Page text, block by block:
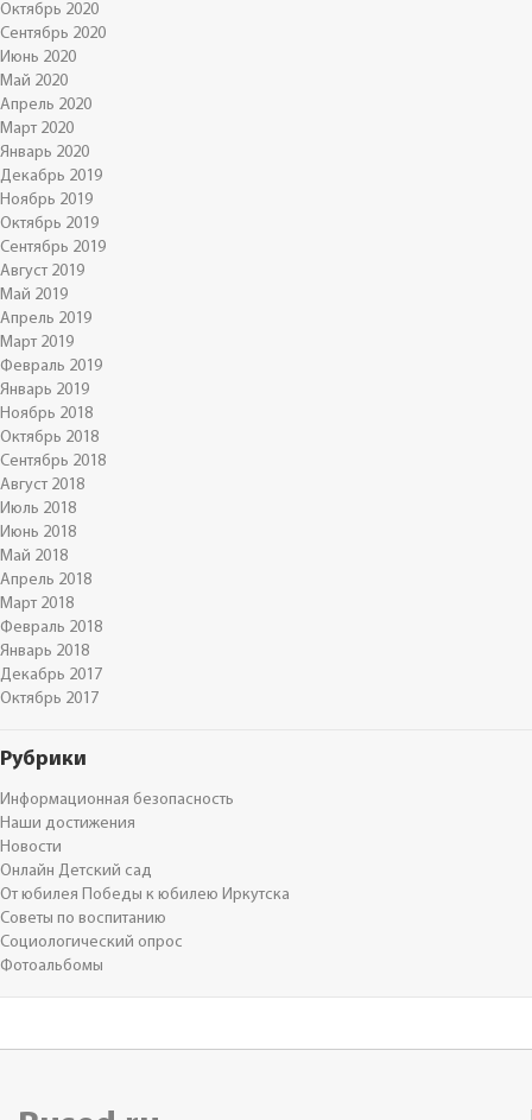
Октябрь 2020
Сентябрь 2020
Июнь 2020
Май 2020
Апрель 2020
Март 2020
Январь 2020
Декабрь 2019
Ноябрь 2019
Октябрь 2019
Сентябрь 2019
Август 2019
Май 2019
Апрель 2019
Март 2019
Февраль 2019
Январь 2019
Ноябрь 2018
Октябрь 2018
Сентябрь 2018
Август 2018
Июль 2018
Июнь 2018
Май 2018
Апрель 2018
Март 2018
Февраль 2018
Январь 2018
Декабрь 2017
Октябрь 2017
Рубрики
Информационная безопасность
Наши достижения
Новости
Онлайн Детский сад
От юбилея Победы к юбилею Иркутска
Советы по воспитанию
Социологический опрос
Фотоальбомы